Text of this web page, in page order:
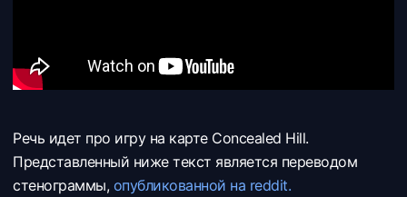
Речь идет про игру на карте Concealed Hill.
Представленный ниже текст является переводом
стенограммы, опубликованной на reddit.